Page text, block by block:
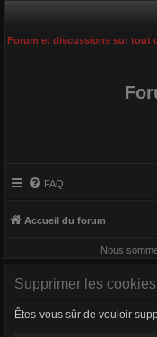
Forum et discussions sur tout
FAQ
Accueil du forum
Nous
Supprimer les cookies
Êtes-vous sûr de vouloir